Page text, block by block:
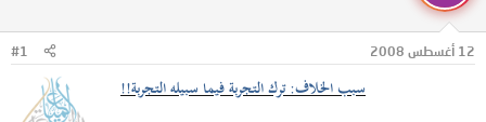
ل
م
و
ل
ء
12 أغسطس 2008 #1
سبب الخلاف: ترك التجربة فيما سبيله التجربة!!